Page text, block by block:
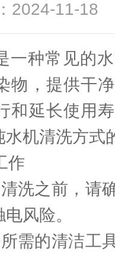
：2024-11-
种常见的水
物，提供干
和延长使用
机清洗方式
之前，请确
风险。
的清洁工具